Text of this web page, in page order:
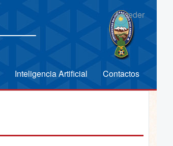
Acceder
Inteligencia Artificial Contactos